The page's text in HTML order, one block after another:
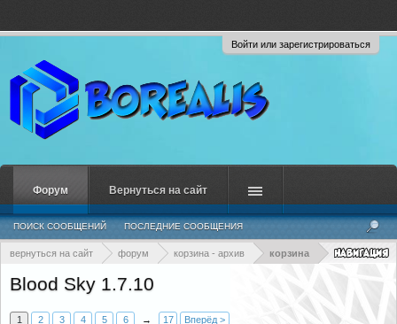
Войти или зарегистрироваться
вернуться на сайт форум корзина - архив корзина
Blood Sky 1.7.10
1 2 3 4 5 6 → 17 Вперёд >
Форум
ПОИСК СООБЩЕНИЙ ПОСЛЕДНИЕ СООБЩЕНИЯ
Вернуться на сайт